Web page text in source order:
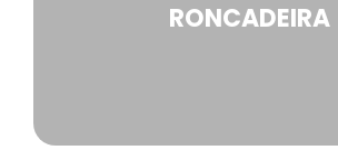
RONCADEIRA